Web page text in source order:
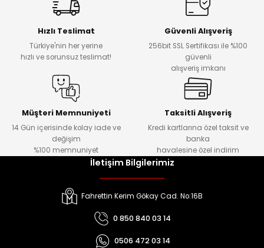
Hızlı Teslimat
Türkiye'nin her yerine
hızlı ve sorunsuz teslimat!
Güvenli Alışveriş
256bit SSL Sertifikası ile %100
güvenli
alışveriş imkanı
Müşteri Memnuniyeti
14 Gün içerisinde kolay iade ve
değişim
%100 memnuniyet
Taksitli Alışveriş
Kredi kartlarına özel taksit ve
banka
havalesine özel indirim
İletişim Bilgilerimiz
Fahrettin Kerim Gökay Cad. No:16B
0 850 840 03 14
0506 472 03 14